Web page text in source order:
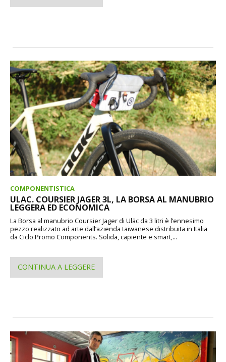
COMPONENTISTICA
ULAC. COURSIER JAGER 3L, LA BORSA AL MANUBRIO
LEGGERA ED ECONOMICA
La Borsa al manubrio Coursier Jager di Uläc da 3 litri è l’ennesimo
pezzo realizzato ad arte dall’azienda taiwanese distribuita in Italia
da Ciclo Promo Components. Solida, capiente e smart,...
CONTINUA A LEGGERE